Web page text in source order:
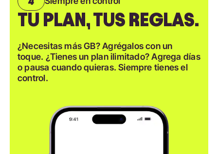
TU PLAN, TUS REGLAS.
¿Necesitas más GB? Agrégalos con un
toque. ¿Tienes un plan ilimitado? Agrega días
o pausa cuando quieras. Siempre tienes el
control.